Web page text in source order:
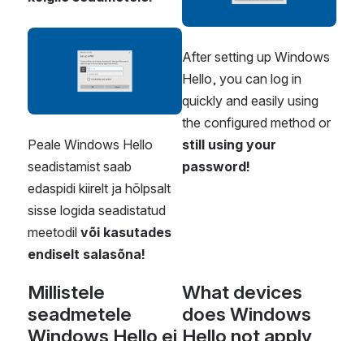
Peale Windows Hello
seadistamist saab
edaspidi kiirelt ja hõlpsalt
sisse logida seadistatud
meetodil või kasutades
endiselt salasõna!
After setting up Windows
Hello, you can log in
quickly and easily using
still using your
password!
Millistele
seadmetele
Windows Hello ei
What devices
does Windows
Hello not apply